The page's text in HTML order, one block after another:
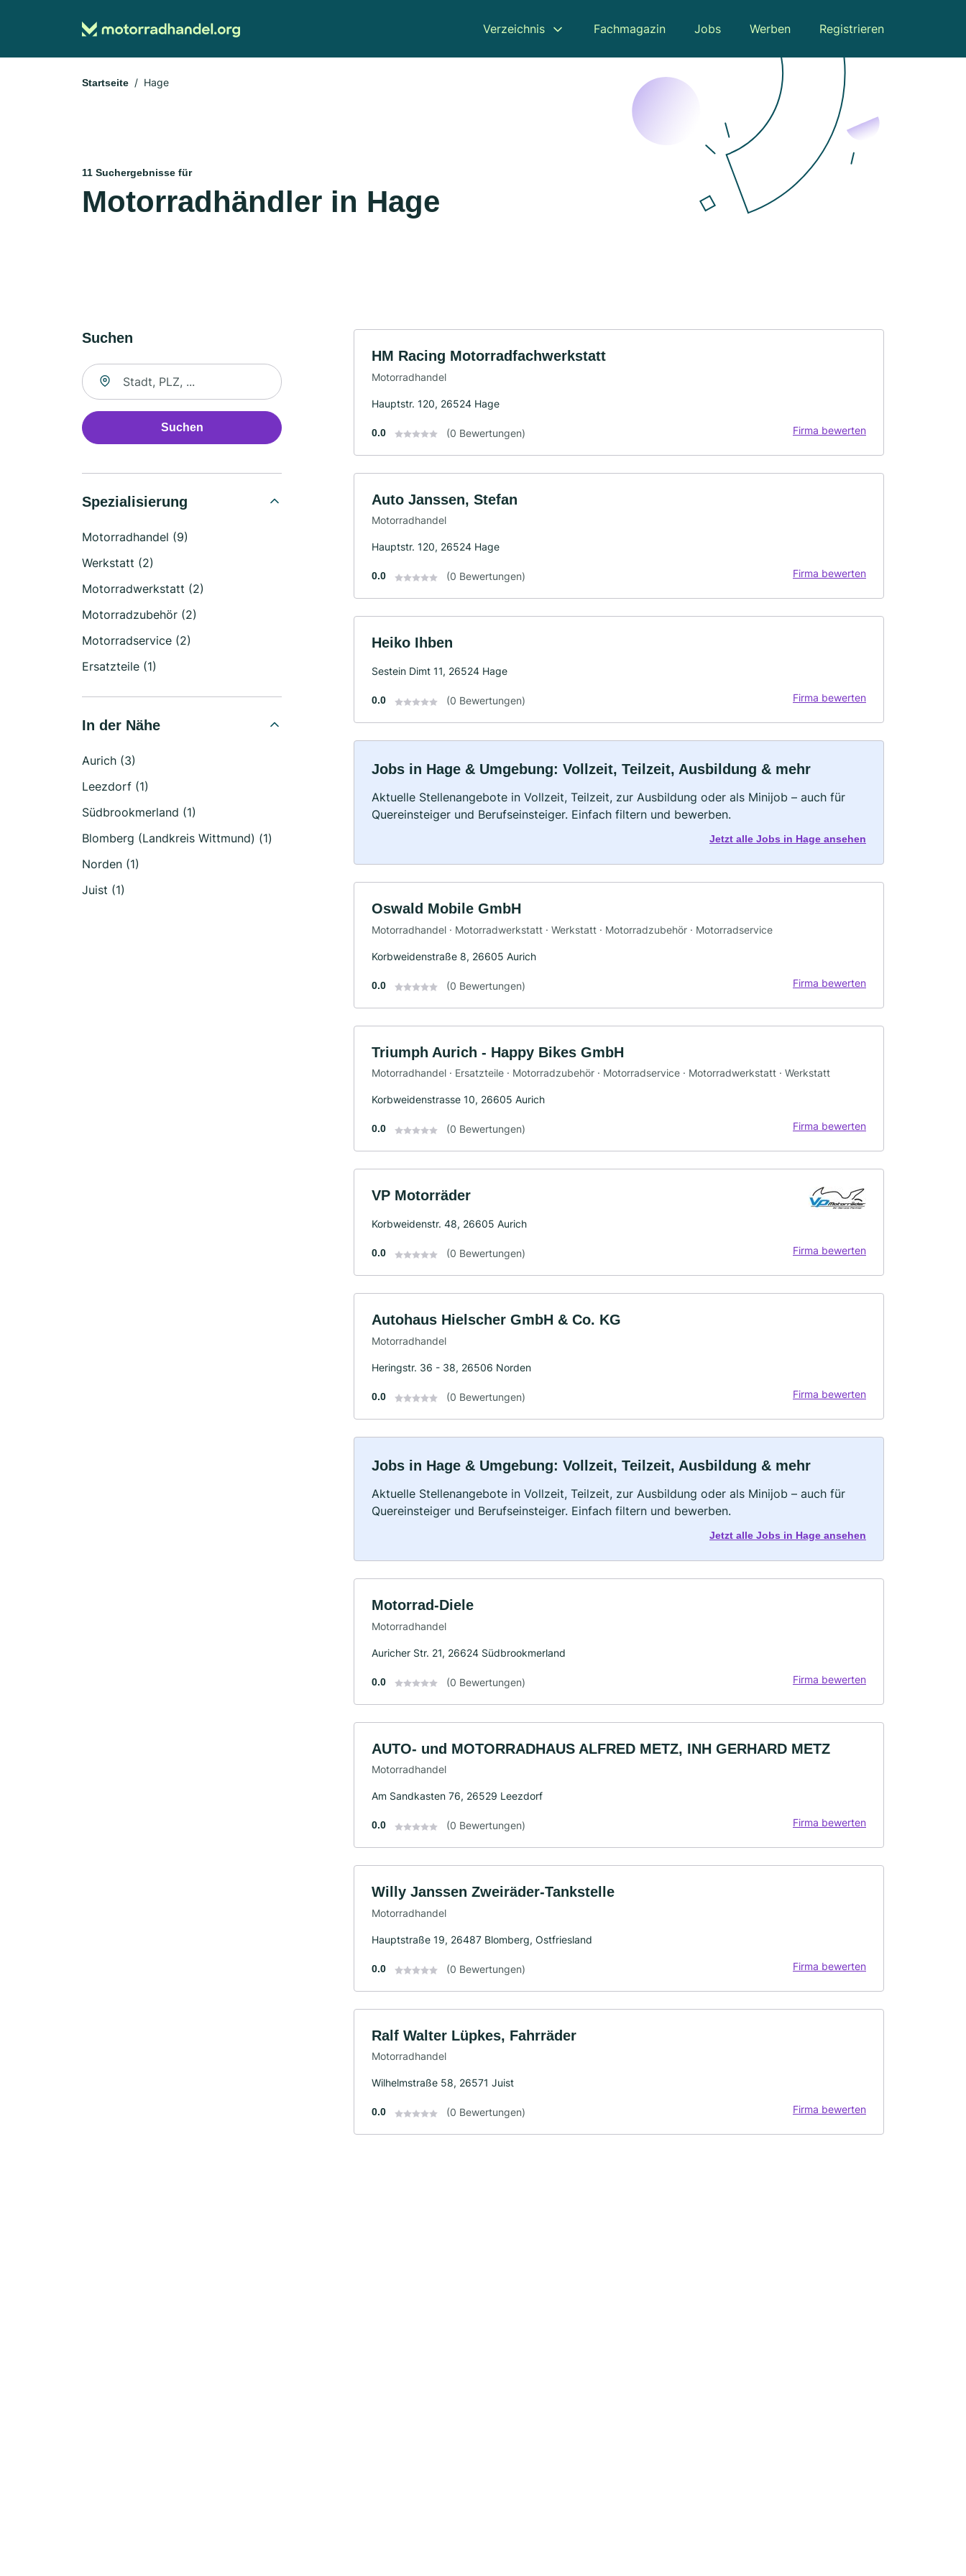
Verzeichnis Fachmagazin Jobs Werben Registrieren
Startseite Hage
11 Suchergebnisse für
Motorradhändler in Hage
Suchen
Suche nach Ort
Suchen
Spezialisierung
Motorradhandel (9)
Werkstatt (2)
Motorradwerkstatt (2)
Motorradzubehör (2)
Motorradservice (2)
Ersatzteile (1)
In der Nähe
Aurich (3)
Leezdorf (1)
Südbrookmerland (1)
Blomberg (Landkreis Wittmund) (1)
Norden (1)
Juist (1)
HM Racing Motorradfachwerkstatt
Motorradhandel
Hauptstr. 120, 26524 Hage
0.0 (0 Bewertungen) Firma bewerten
Auto Janssen, Stefan
Motorradhandel
Hauptstr. 120, 26524 Hage
0.0 (0 Bewertungen) Firma bewerten
Heiko Ihben
Sestein Dimt 11, 26524 Hage
0.0 (0 Bewertungen) Firma bewerten
Jobs in Hage & Umgebung: Vollzeit, Teilzeit, Ausbildung & mehr
Aktuelle Stellenangebote in Vollzeit, Teilzeit, zur Ausbildung oder als Minijob – auch für
Quereinsteiger und Berufseinsteiger. Einfach filtern und bewerben.
Jetzt alle Jobs in Hage ansehen
Oswald Mobile GmbH
Motorradhandel · Motorradwerkstatt · Werkstatt · Motorradzubehör · Motorradservice
Korbweidenstraße 8, 26605 Aurich
0.0 (0 Bewertungen) Firma bewerten
Triumph Aurich - Happy Bikes GmbH
Motorradhandel · Ersatzteile · Motorradzubehör · Motorradservice · Motorradwerkstatt · Werkstatt
Korbweidenstrasse 10, 26605 Aurich
0.0 (0 Bewertungen) Firma bewerten
VP Motorräder
Korbweidenstr. 48, 26605 Aurich
0.0 (0 Bewertungen) Firma bewerten
Autohaus Hielscher GmbH & Co. KG
Motorradhandel
Heringstr. 36 - 38, 26506 Norden
0.0 (0 Bewertungen) Firma bewerten
Jobs in Hage & Umgebung: Vollzeit, Teilzeit, Ausbildung & mehr
Aktuelle Stellenangebote in Vollzeit, Teilzeit, zur Ausbildung oder als Minijob – auch für
Quereinsteiger und Berufseinsteiger. Einfach filtern und bewerben.
Jetzt alle Jobs in Hage ansehen
Motorrad-Diele
Motorradhandel
Auricher Str. 21, 26624 Südbrookmerland
0.0 (0 Bewertungen) Firma bewerten
AUTO- und MOTORRADHAUS ALFRED METZ, INH GERHARD METZ
Motorradhandel
Am Sandkasten 76, 26529 Leezdorf
0.0 (0 Bewertungen) Firma bewerten
Willy Janssen Zweiräder-Tankstelle
Motorradhandel
Hauptstraße 19, 26487 Blomberg, Ostfriesland
0.0 (0 Bewertungen) Firma bewerten
Ralf Walter Lüpkes, Fahrräder
Motorradhandel
Wilhelmstraße 58, 26571 Juist
0.0 (0 Bewertungen) Firma bewerten